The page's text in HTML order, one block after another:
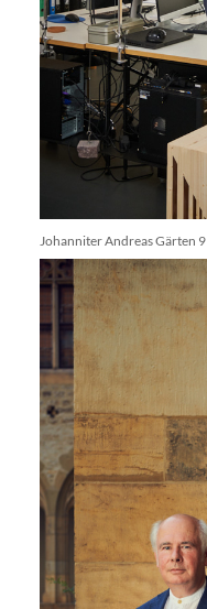
Johanniter Andreas Gärten 9